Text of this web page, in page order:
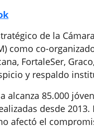
de la
como co-
FortaleSer,
y respaldo
alcanza 85.000
desde
afectó el